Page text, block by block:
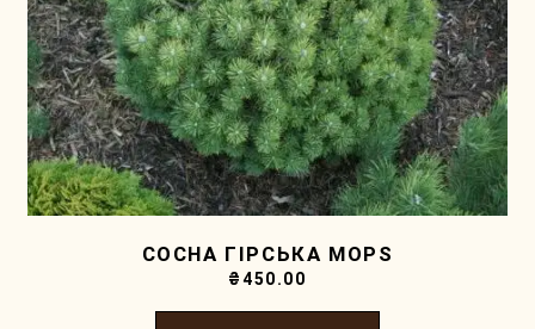
СОСНА ГІРСЬКА MOPS
₴450.00